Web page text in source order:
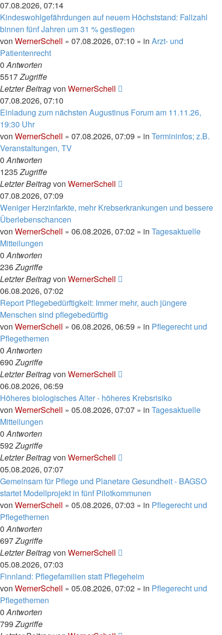
07.08.2026, 07:14
Kindeswohlgefährdungen auf neuem Höchststand: Fallzahl
binnen fünf Jahren um 31 % gestiegen
von WernerSchell » 07.08.2026, 07:10 » in Arzt- und
Patientenrecht
0Antworten
5517Zugriffe
Letzter Beitragvon WernerSchell
07.08.2026, 07:10
Einladung zum nächsten Augustinus Forum am 11.11.26,
19:30 Uhr
von WernerSchell » 07.08.2026, 07:09 » in Termininfos; z.B.
Veranstaltungen, TV
0Antworten
1235Zugriffe
Letzter Beitragvon WernerSchell
07.08.2026, 07:09
Weniger Herzinfarkte, mehr Krebserkrankungen und bessere
Überlebenschancen
von WernerSchell » 06.08.2026, 07:02 » in Tagesaktuelle
Mitteilungen
0Antworten
236Zugriffe
Letzter Beitragvon WernerSchell
06.08.2026, 07:02
Report Pflegebedürftigkeit: Immer mehr, auch jüngere
Menschen sind pflegebedürftig
von WernerSchell » 06.08.2026, 06:59 » in Pflegerecht und
Pflegethemen
0Antworten
690Zugriffe
Letzter Beitragvon WernerSchell
06.08.2026, 06:59
Höheres biologisches Alter - höheres Krebsrisiko
von WernerSchell » 05.08.2026, 07:07 » in Tagesaktuelle
Mitteilungen
0Antworten
592Zugriffe
Letzter Beitragvon WernerSchell
05.08.2026, 07:07
Gemeinsam für Pflege und Planetare Gesundheit - BAGSO
startet Modellprojekt in fünf Pilotkommunen
von WernerSchell » 05.08.2026, 07:03 » in Pflegerecht und
Pflegethemen
0Antworten
697Zugriffe
Letzter Beitragvon WernerSchell
05.08.2026, 07:03
Finnland: Pflegefamilien statt Pflegeheim
von WernerSchell » 05.08.2026, 07:02 » in Pflegerecht und
Pflegethemen
0Antworten
799Zugriffe